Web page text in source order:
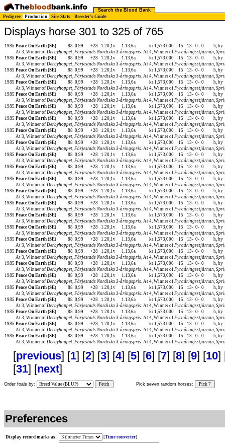
Search the Blood Bank
Pedigree
Production Sire Stats Breeder's Guide
Displays horse 301 to 325 of 765
1985 Peace On Earth (SE) 88 0,99 +28 1.20,1v 1.13,6a kr 1,573,000 15 13- 0- 0
h, by
At 3, Winner of Derbyhoppet, Färjestads Nordiska 3-åringspris. At 4, Winner of Fyraåringsstjärnan,
1985 Peace On Earth (SE) 88 0,99 +28 1.20,1v 1.13,6a kr 1,573,000 15 13- 0- 0
h, by
At 3, Winner of Derbyhoppet, Färjestads Nordiska 3-åringspris. At 4, Winner of Fyraåringsstjärnan,
1985 Peace On Earth (SE) 88 0,99 +28 1.20,1v 1.13,6a kr 1,573,000 15 13- 0- 0
h, by
At 3, Winner of Derbyhoppet, Färjestads Nordiska 3-åringspris. At 4, Winner of Fyraåringsstjärnan,
1985 Peace On Earth (SE) 88 0,99 +28 1.20,1v 1.13,6a kr 1,573,000 15 13- 0- 0
h, by
At 3, Winner of Derbyhoppet, Färjestads Nordiska 3-åringspris. At 4, Winner of Fyraåringsstjärnan,
1985 Peace On Earth (SE) 88 0,99 +28 1.20,1v 1.13,6a kr 1,573,000 15 13- 0- 0
h, by
At 3, Winner of Derbyhoppet, Färjestads Nordiska 3-åringspris. At 4, Winner of Fyraåringsstjärnan,
1985 Peace On Earth (SE) 88 0,99 +28 1.20,1v 1.13,6a kr 1,573,000 15 13- 0- 0
h, by
At 3, Winner of Derbyhoppet, Färjestads Nordiska 3-åringspris. At 4, Winner of Fyraåringsstjärnan,
1985 Peace On Earth (SE) 88 0,99 +28 1.20,1v 1.13,6a kr 1,573,000 15 13- 0- 0
h, by
At 3, Winner of Derbyhoppet, Färjestads Nordiska 3-åringspris. At 4, Winner of Fyraåringsstjärnan,
1985 Peace On Earth (SE) 88 0,99 +28 1.20,1v 1.13,6a kr 1,573,000 15 13- 0- 0
h, by
At 3, Winner of Derbyhoppet, Färjestads Nordiska 3-åringspris. At 4, Winner of Fyraåringsstjärnan,
1985 Peace On Earth (SE) 88 0,99 +28 1.20,1v 1.13,6a kr 1,573,000 15 13- 0- 0
h, by
At 3, Winner of Derbyhoppet, Färjestads Nordiska 3-åringspris. At 4, Winner of Fyraåringsstjärnan,
1985 Peace On Earth (SE) 88 0,99 +28 1.20,1v 1.13,6a kr 1,573,000 15 13- 0- 0
h, by
At 3, Winner of Derbyhoppet, Färjestads Nordiska 3-åringspris. At 4, Winner of Fyraåringsstjärnan,
1985 Peace On Earth (SE) 88 0,99 +28 1.20,1v 1.13,6a kr 1,573,000 15 13- 0- 0
h, by
At 3, Winner of Derbyhoppet, Färjestads Nordiska 3-åringspris. At 4, Winner of Fyraåringsstjärnan,
1985 Peace On Earth (SE) 88 0,99 +28 1.20,1v 1.13,6a kr 1,573,000 15 13- 0- 0
h, by
At 3, Winner of Derbyhoppet, Färjestads Nordiska 3-åringspris. At 4, Winner of Fyraåringsstjärnan,
1985 Peace On Earth (SE) 88 0,99 +28 1.20,1v 1.13,6a kr 1,573,000 15 13- 0- 0
h, by
At 3, Winner of Derbyhoppet, Färjestads Nordiska 3-åringspris. At 4, Winner of Fyraåringsstjärnan,
1985 Peace On Earth (SE) 88 0,99 +28 1.20,1v 1.13,6a kr 1,573,000 15 13- 0- 0
h, by
At 3, Winner of Derbyhoppet, Färjestads Nordiska 3-åringspris. At 4, Winner of Fyraåringsstjärnan,
1985 Peace On Earth (SE) 88 0,99 +28 1.20,1v 1.13,6a kr 1,573,000 15 13- 0- 0
h, by
At 3, Winner of Derbyhoppet, Färjestads Nordiska 3-åringspris. At 4, Winner of Fyraåringsstjärnan,
1985 Peace On Earth (SE) 88 0,99 +28 1.20,1v 1.13,6a kr 1,573,000 15 13- 0- 0
h, by
At 3, Winner of Derbyhoppet, Färjestads Nordiska 3-åringspris. At 4, Winner of Fyraåringsstjärnan,
1985 Peace On Earth (SE) 88 0,99 +28 1.20,1v 1.13,6a kr 1,573,000 15 13- 0- 0
h, by
At 3, Winner of Derbyhoppet, Färjestads Nordiska 3-åringspris. At 4, Winner of Fyraåringsstjärnan,
1985 Peace On Earth (SE) 88 0,99 +28 1.20,1v 1.13,6a kr 1,573,000 15 13- 0- 0
h, by
At 3, Winner of Derbyhoppet, Färjestads Nordiska 3-åringspris. At 4, Winner of Fyraåringsstjärnan,
1985 Peace On Earth (SE) 88 0,99 +28 1.20,1v 1.13,6a kr 1,573,000 15 13- 0- 0
h, by
At 3, Winner of Derbyhoppet, Färjestads Nordiska 3-åringspris. At 4, Winner of Fyraåringsstjärnan,
1985 Peace On Earth (SE) 88 0,99 +28 1.20,1v 1.13,6a kr 1,573,000 15 13- 0- 0
h, by
At 3, Winner of Derbyhoppet, Färjestads Nordiska 3-åringspris. At 4, Winner of Fyraåringsstjärnan,
1985 Peace On Earth (SE) 88 0,99 +28 1.20,1v 1.13,6a kr 1,573,000 15 13- 0- 0
h, by
At 3, Winner of Derbyhoppet, Färjestads Nordiska 3-åringspris. At 4, Winner of Fyraåringsstjärnan,
1985 Peace On Earth (SE) 88 0,99 +28 1.20,1v 1.13,6a kr 1,573,000 15 13- 0- 0
h, by
At 3, Winner of Derbyhoppet, Färjestads Nordiska 3-åringspris. At 4, Winner of Fyraåringsstjärnan,
1985 Peace On Earth (SE) 88 0,99 +28 1.20,1v 1.13,6a kr 1,573,000 15 13- 0- 0
h, by
At 3, Winner of Derbyhoppet, Färjestads Nordiska 3-åringspris. At 4, Winner of Fyraåringsstjärnan,
1985 Peace On Earth (SE) 88 0,99 +28 1.20,1v 1.13,6a kr 1,573,000 15 13- 0- 0
h, by
At 3, Winner of Derbyhoppet, Färjestads Nordiska 3-åringspris. At 4, Winner of Fyraåringsstjärnan,
1985 Peace On Earth (SE) 88 0,99 +28 1.20,1v 1.13,6a kr 1,573,000 15 13- 0- 0
h, by
At 3, Winner of Derbyhoppet, Färjestads Nordiska 3-åringspris. At 4, Winner of Fyraåringsstjärnan,
[previous] [1] [2] [3] [4] [5] [6] [7] [8] [9] [10]
[31] [next]
Order foals by: Fetch Pick seven random horses: Pick 7
Preferences
Display record marks as: [Time converter]